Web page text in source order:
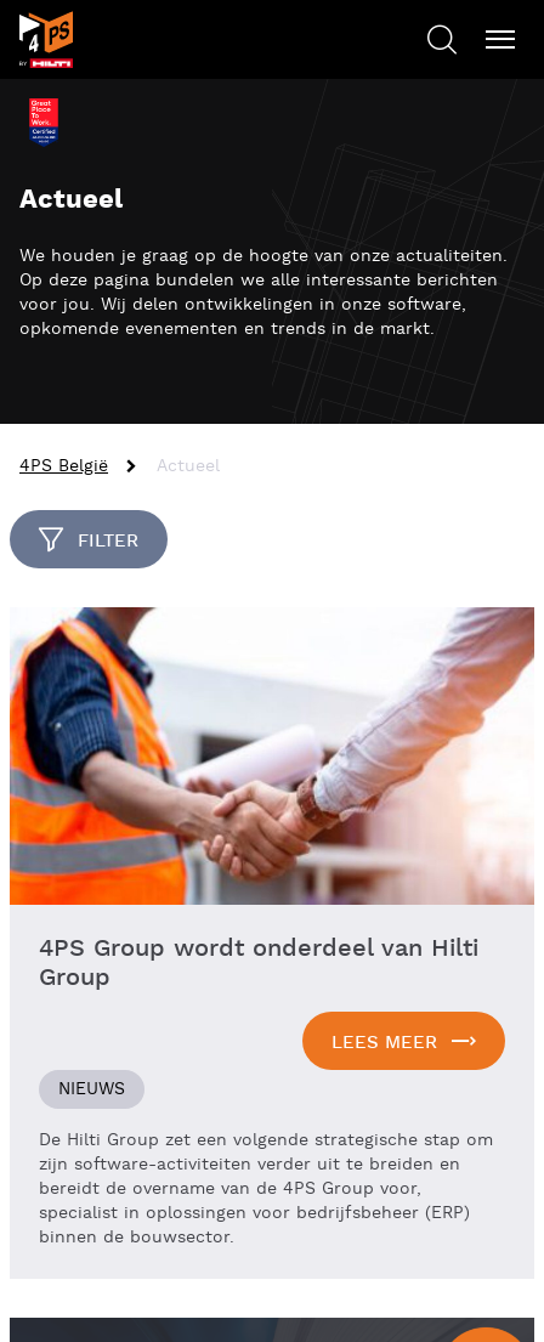
Actueel
We houden je graag op de hoogte van onze actualiteiten.
Op deze pagina bundelen we alle interessante berichten
voor jou. Wij delen ontwikkelingen in onze software,
opkomende evenementen en trends in de markt.
4PS België Actueel
FILTER
4PS Group wordt onderdeel van Hilti
Group
LEES MEER
NIEUWS
De Hilti Group zet een volgende strategische stap om
zijn software-activiteiten verder uit te breiden en
bereidt de overname van de 4PS Group voor,
specialist in oplossingen voor bedrijfsbeheer (ERP)
binnen de bouwsector.